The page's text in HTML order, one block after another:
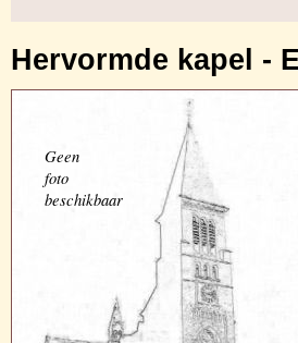
Hervormde kapel -
Geen
foto
beschikbaar